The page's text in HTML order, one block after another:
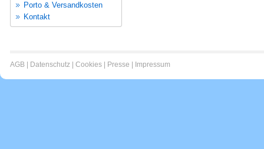
Porto & Versandkosten
Kontakt
AGB Datenschutz Cookies Presse Impressum